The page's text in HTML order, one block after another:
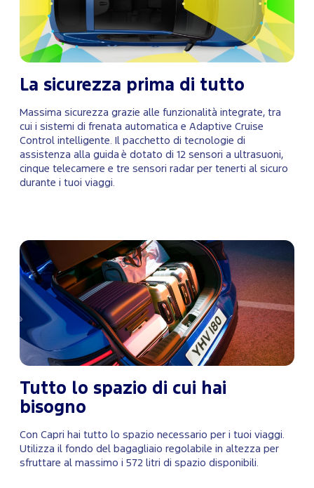
La sicurezza prima di tutto
Massima sicurezza grazie alle funzionalità integrate, tra
cui i sistemi di frenata automatica e Adaptive Cruise
Control intelligente. Il pacchetto di tecnologie di
assistenza alla guida è dotato di 12 sensori a ultrasuoni,
cinque telecamere e tre sensori radar per tenerti al sicuro
durante i tuoi viaggi.
Tutto lo spazio di cui hai
bisogno
Con Capri hai tutto lo spazio necessario per i tuoi viaggi.
Utilizza il fondo del bagagliaio regolabile in altezza per
sfruttare al massimo i 572 litri di spazio disponibili.